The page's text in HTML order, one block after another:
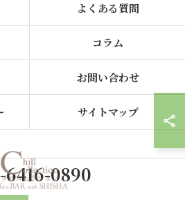
6416-0890
よくある質問
コラム
お問い合わせ
サイトマップ